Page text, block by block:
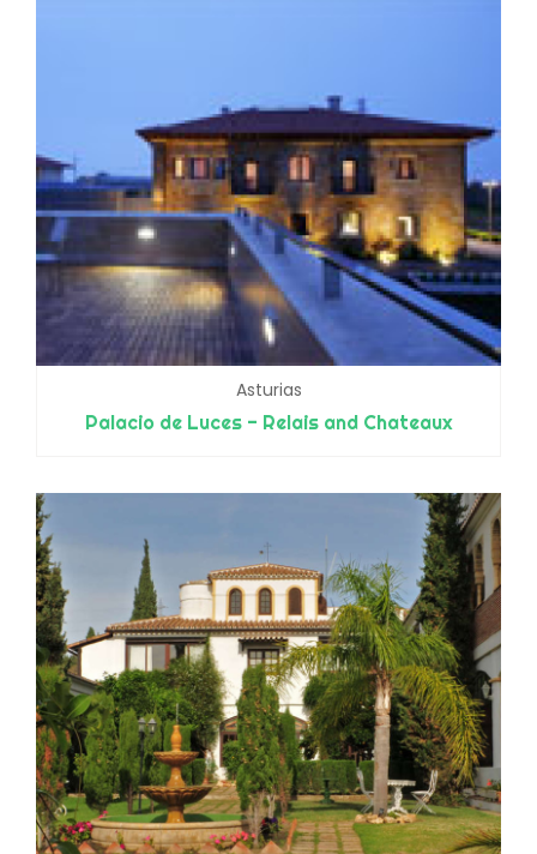
Asturias
Palacio de Luces - Relais and Chateaux